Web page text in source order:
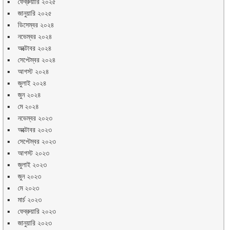
জানুয়ারি ২০২৫
ডিসেম্বর ২০২৪
নভেম্বর ২০২৪
অক্টোবর ২০২৪
সেপ্টেম্বর ২০২৪
আগস্ট ২০২৪
জুলাই ২০২৪
জুন ২০২৪
মে ২০২৪
নভেম্বর ২০২৩
অক্টোবর ২০২৩
সেপ্টেম্বর ২০২৩
আগস্ট ২০২৩
জুলাই ২০২৩
জুন ২০২৩
মে ২০২৩
মার্চ ২০২৩
ফেব্রুয়ারি ২০২৩
জানুয়ারি ২০২৩